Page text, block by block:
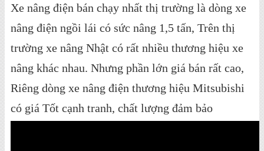
Xe nâng điện bán chạy nhất thị trường là dòng xe
nâng điện ngồi lái có sức nâng 1,5 tấn, Trên thị
trường xe nâng Nhật có rất nhiều thương hiệu xe
nâng khác nhau. Nhưng phần lớn giá bán rất cao,
Riêng dòng xe nâng điện thương hiệu Mitsubishi
có giá Tốt cạnh tranh, chất lượng đảm bảo